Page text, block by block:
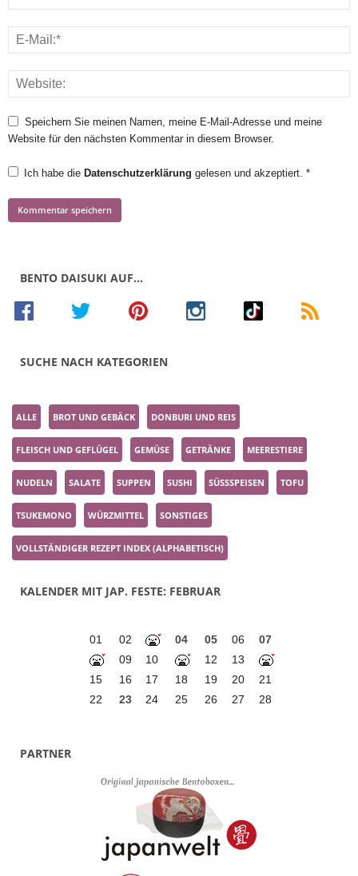
Speichern Sie meinen Namen, meine E-Mail-Adresse und meine
Website für den nächsten Kommentar in diesem Browser.
Ich habe die Datenschutzerklärung gelesen und akzeptiert. *
BENTO DAISUKI AUF…
SUCHE NACH KATEGORIEN
ALLE BROT UND GEBÄCK DONBURI UND REIS
FLEISCH UND GEFLÜGEL GEMÜSE GETRÄNKE MEERESTIERE
NUDELN SALATE SUPPEN SUSHI SÜSSSPEISEN TOFU
TSUKEMONO WÜRZMITTEL SONSTIGES
VOLLSTÄNDIGER REZEPT INDEX (ALPHABETISCH)
KALENDER MIT JAP. FESTE: FEBRUAR
01 02 04 05 06
07
09
10 12
13
15
16 17 18 19 20
21
22
23 24 25 26 27 28
PARTNER